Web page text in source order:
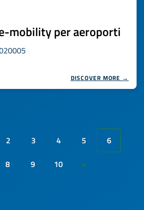
mobility per aeroporti
DISCOVER MORE →
2 3 4 5
6
8 9 10 »